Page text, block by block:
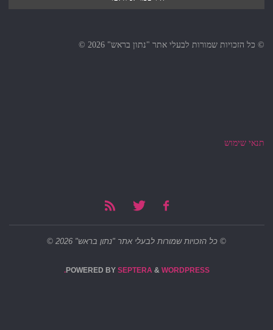
© כל הזכויות שמורות לבעלי אתר "נתון בראש" 2026 ©
תנאי שימוש
© כל הזכויות שמורות לבעלי אתר "נתון בראש" 2026 ©
POWERED BYSEPTERA& WORDPRESS.